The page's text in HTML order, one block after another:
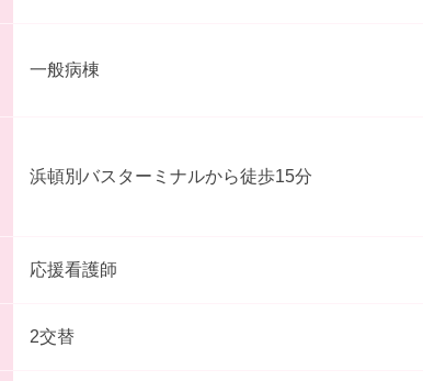
一般病棟
浜頓別バスターミナルから徒歩15分
応援看護師
2交替